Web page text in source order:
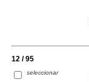
12 / 95
seleccionar